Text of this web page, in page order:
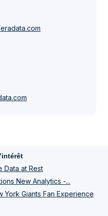
Data at Rest
New Analytics -...
York Giants Fan Experience